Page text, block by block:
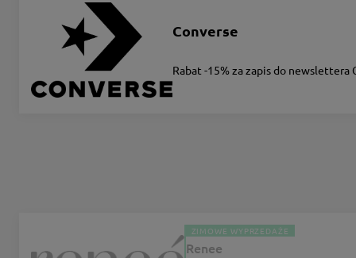
Converse
Rabat -15% za zapis do newslettera
ZIMOWE WYPRZEDAŻE
Renee